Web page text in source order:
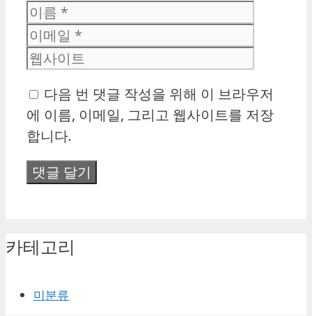
이
름
일
이
트
다음 번 댓글 작성을 위해 이 브라우저
에 이름, 이메일, 그리고 웹사이트를 저장
합니다.
카테고리
미분류